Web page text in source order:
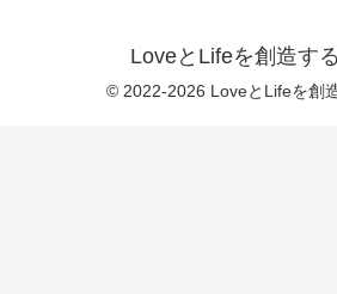
LoveとLifeを創造す
© 2022-2026 LoveとLifeを創